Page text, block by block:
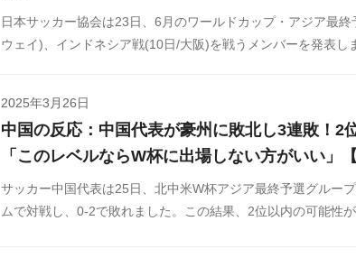
日本サッカー協会は23日、6月のワールドカップ・アジア最
ウェイ)、インドネシア戦(10日/大阪)を戦うメンバーを発表し
2025年3月26日
中国の反応：中国代表が豪州に敗北し3連敗！2
「このレベルならW杯に出場しない方がいい」
サッカー中国代表は25日、北中米W杯アジア最終予選グルー
ムで対戦し、0-2で敗れました。この結果、2位以内の可能性